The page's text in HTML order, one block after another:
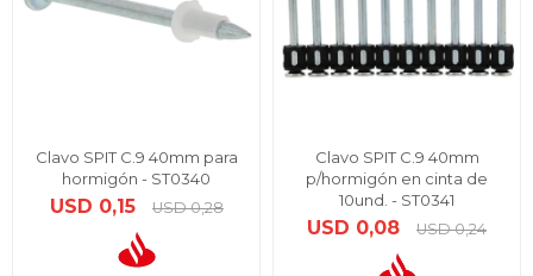
Clavo SPIT C.9 40mm para
hormigón - ST0340
USD 0,15 USD 0,28
Clavo SPIT C.9 40mm
p/hormigón en cinta de
10und. - ST0341
USD 0,08 USD 0,24